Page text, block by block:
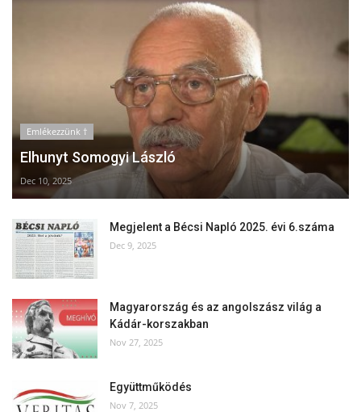
Emlékezzünk †
Elhunyt Somogyi László
Dec 10, 2025
Megjelent a Bécsi Napló 2025. évi 6.száma
Dec 9, 2025
Magyarország és az angolszász világ a
Kádár-korszakban
Nov 27, 2025
Együttműködés
Nov 7, 2025